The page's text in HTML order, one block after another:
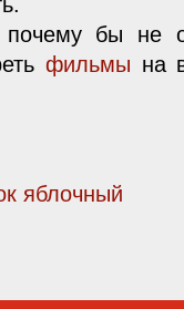
бы не
фильмы на
яблочный